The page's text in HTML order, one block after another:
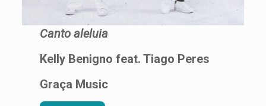
Canto aleluia
Kelly Benigno feat. Tiago Peres
Graça Music